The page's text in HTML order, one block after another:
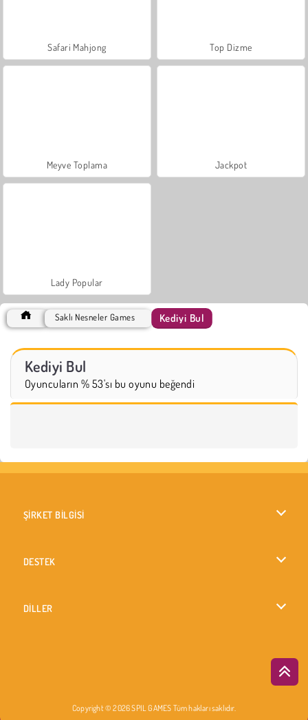
Safari Mahjong Top Dizme
Meyve Toplama Jackpot
Lady Popular
Saklı Nesneler Games Kediyi Bul
Kediyi Bul
Oyuncuların % 53'sı bu oyunu beğendi
ŞİRKET BİLGİSİ
DESTEK
DİLLER
Copyright © 2026 SPIL GAMES Tüm hakları saklıdır.